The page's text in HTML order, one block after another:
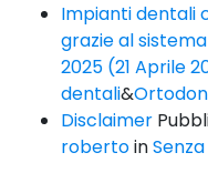
Impianti dentali
grazie al
2025 (21 Aprile
dentali&
Disclaimer
robertoin